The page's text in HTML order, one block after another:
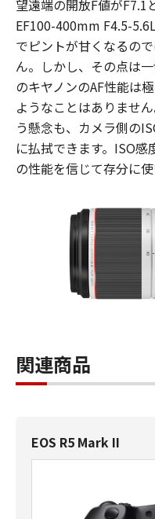
望遠端の開放F値がF7.1
EF100-400mm F4.5-
でピントが甘くなるの
ん。しかし、その点は
のキヤノンのAF性能は
ようなことはありませ
う懸念も、カメラ側の
に払拭できます。ISO
の性能を信じて存分に
関連商品
EOS R5 Mark II